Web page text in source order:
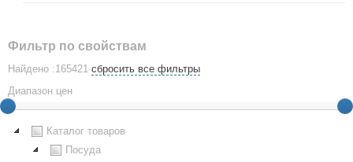
Фильтр по свойствам
Найдено :165421 сбросить все фильтры
Диапазон цен
Каталог товаров
Посуда